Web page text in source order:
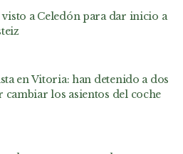
a Celedón para dar inicio a
en Vitoria: han detenido a dos
los asientos del coche